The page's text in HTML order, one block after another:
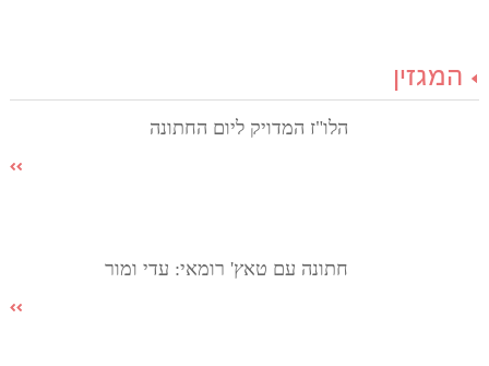
המגזין
הלו"ז המדויק ליום החתונה
חתונה עם טאץ' רומאי: עדי ומור